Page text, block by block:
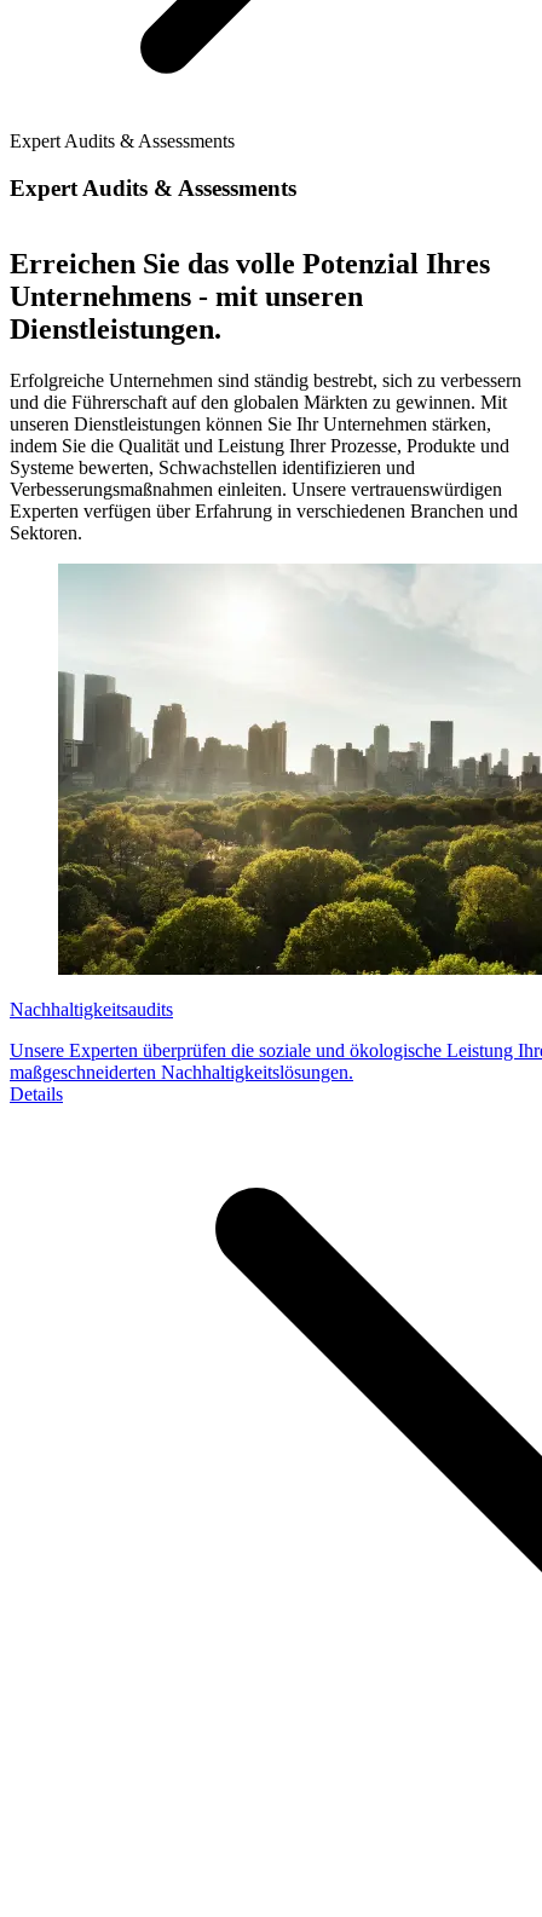
Expert Audits & Assessments
Expert Audits & Assessments
Erreichen Sie das volle Potenzial Ihres
Unternehmens - mit unseren
Dienstleistungen.
Erfolgreiche Unternehmen sind ständig bestrebt, sich zu verbessern
und die Führerschaft auf den globalen Märkten zu gewinnen. Mit
unseren Dienstleistungen können Sie Ihr Unternehmen stärken,
indem Sie die Qualität und Leistung Ihrer Prozesse, Produkte und
Systeme bewerten, Schwachstellen identifizieren und
Verbesserungsmaßnahmen einleiten. Unsere vertrauenswürdigen
Experten verfügen über Erfahrung in verschiedenen Branchen und
Sektoren.
Nachhaltigkeitsaudits
Unsere Experten überprüfen die soziale und ökologische Leistung
maßgeschneiderten Nachhaltigkeitslösungen.
Details